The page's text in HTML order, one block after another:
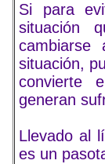
Si para
situación
situación,
convierte
generan
Llevado al
es un